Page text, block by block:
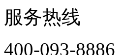
服务热线
400-093-8886